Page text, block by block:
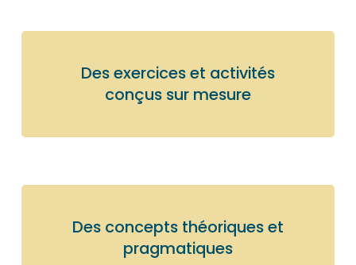
Des exercices et activités
conçus sur mesure
Des concepts théoriques et
pragmatiques